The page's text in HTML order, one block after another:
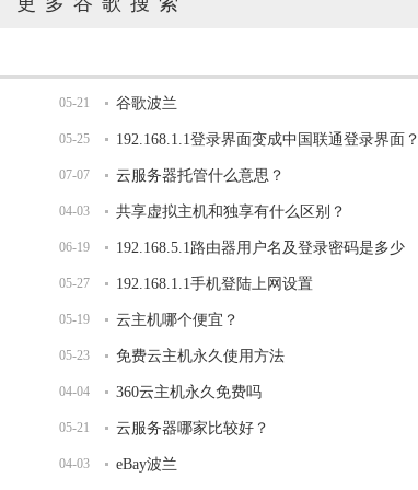
05-21 谷歌波兰
05-25 192.168.1.1登录界面变成中国联通登录界面？
07-07 云服务器托管什么意思？
04-03 共享虚拟主机和独享有什么区别？
06-19 192.168.5.1路由器用户名及登录密码是多少
05-27 192.168.1.1手机登陆上网设置
05-19 云主机哪个便宜？
05-23 免费云主机永久使用方法
04-04 360云主机永久免费吗
05-21 云服务器哪家比较好？
04-03 eBay波兰